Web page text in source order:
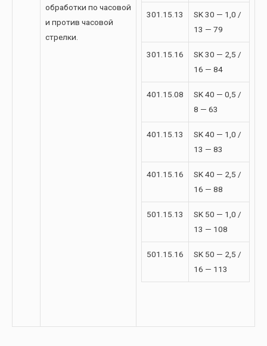
обработки по часовой
и против часовой
стрелки.
301.15.13
SK 30 — 1,0 /
13 — 79
301.15.16
SK 30 — 2,5 /
16 — 84
401.15.08
SK 40 — 0,5 /
8 — 63
401.15.13
SK 40 — 1,0 /
13 — 83
401.15.16
SK 40 — 2,5 /
16 — 88
501.15.13
SK 50 — 1,0 /
13 — 108
501.15.16
SK 50 — 2,5 /
16 — 113